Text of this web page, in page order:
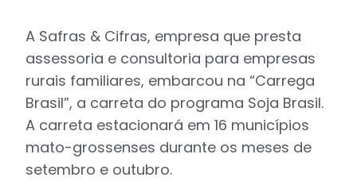
A Safras & Cifras, empresa que presta
assessoria e consultoria para empresas
rurais familiares, embarcou na “Carrega
Brasil”, a carreta do programa Soja Brasil.
A carreta estacionará em 16 municípios
mato-grossenses durante os meses de
setembro e outubro.